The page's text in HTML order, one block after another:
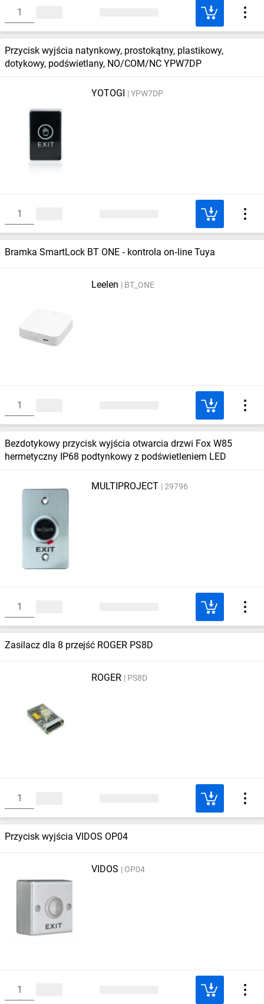
Przycisk wyjścia natynkowy, prostokątny, plastikowy,
dotykowy, podświetlany, NO/COM/NC YPW7DP
YOTOGI YPW7DP
Bramka SmartLock BT ONE ‑ kontrola on‑line Tuya
Leelen BT_ONE
Bezdotykowy przycisk wyjścia otwarcia drzwi Fox W85
hermetyczny IP68 podtynkowy z podświetleniem LED
MULTIPROJECT 29796
Zasilacz dla 8 przejść ROGER PS8D
ROGER PS8D
Przycisk wyjścia VIDOS OP04
VIDOS OP04